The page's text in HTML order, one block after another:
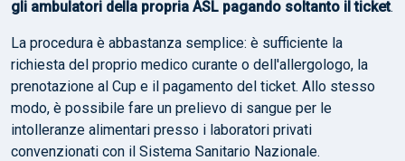
gli ambulatori della propria ASL pagando soltanto il ticket.
La procedura è abbastanza semplice: è sufficiente la
richiesta del proprio medico curante o dell'allergologo, la
prenotazione al Cup e il pagamento del ticket. Allo stesso
modo, è possibile fare un prelievo di sangue per le
intolleranze alimentari presso i laboratori privati
convenzionati con il Sistema Sanitario Nazionale.